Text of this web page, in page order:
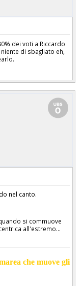
dei voti a Riccardo
di sbagliato eh,
nel canto.
si commuove
all'estremo...
che muove gli